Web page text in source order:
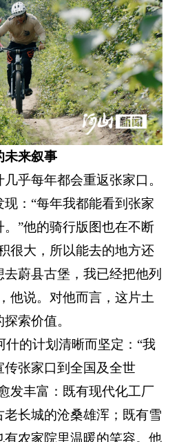
未来叙事
乎每年都会重返张家口。
：“每年我都能看到张家
”他的骑行版图也在不断
很大，所以能去的地方还
蔚县古堡，我已经把他列
他说。对他而言，这片土
索价值。
什的计划清晰而坚定：“我
张家口到全国及全世
发丰富：既有现代化工厂
长城的沧桑雄浑；既有雪
农家院里温暖的笑容。他